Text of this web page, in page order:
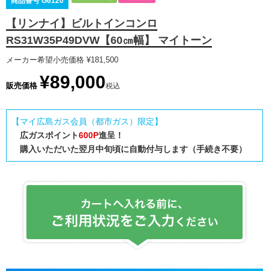
【リンナイ】ビルトインコンロ
RS31W35P49DVW【60㎝幅】 マイトーン
メーカー希望小売価格 ¥181,500
販売価格 ¥89,000税込
【マイ広島ガス会員（都市ガス）限定】
広ガスポイント600P進呈！
購入いただいた翌月中旬頃に自動付与します（手続き不要）